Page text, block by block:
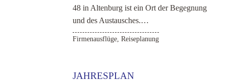
48 in Altenburg ist ein Ort der Begegnung
und des Austausches.…
Firmenausflüge Reiseplanung
JAHRESPLAN